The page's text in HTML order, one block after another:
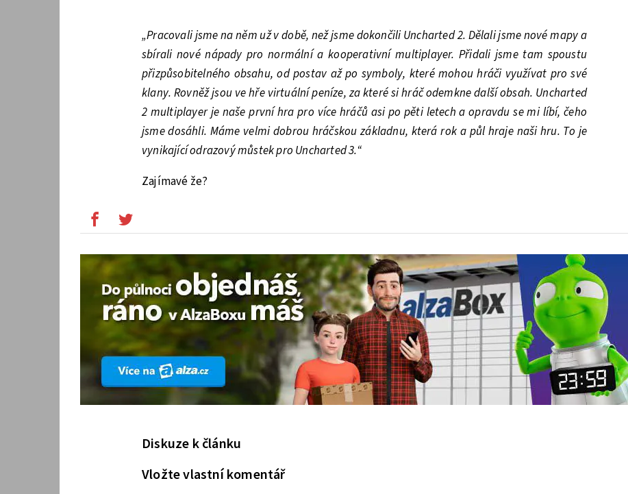
„Pracovali jsme na něm už v době, než jsme dokončili Uncharted 2. Dělali jsme nové mapy a
sbírali nové nápady pro normální a kooperativní multiplayer. Přidali jsme tam spoustu
přizpůsobitelného obsahu, od postav až po symboly, které mohou hráči využívat pro své
klany. Rovněž jsou ve hře virtuální peníze, za které si hráč odemkne další obsah. Uncharted
2 multiplayer je naše první hra pro více hráčů asi po pěti letech a opravdu se mi líbí, čeho
jsme dosáhli. Máme velmi dobrou hráčskou základnu, která rok a půl hraje naši hru. To je
vynikající odrazový můstek pro Uncharted 3.“
Zajímavé že?
Diskuze k článku
Vložte vlastní komentář